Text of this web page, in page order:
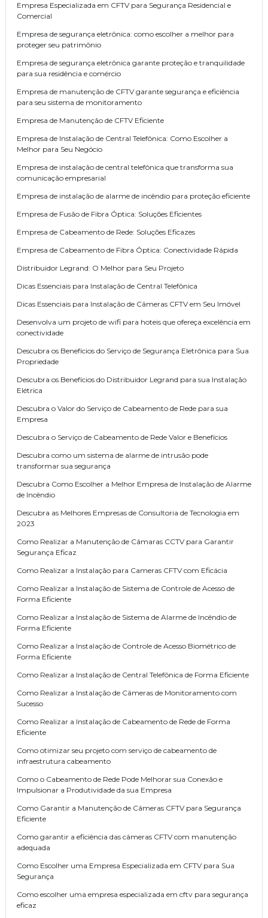
Empresa Especializada em CFTV para Segurança Residencial e
Comercial
Empresa de segurança eletrônica: como escolher a melhor para
proteger seu patrimônio
Empresa de segurança eletrônica garante proteção e tranquilidade
para sua residência e comércio
Empresa de manutenção de CFTV garante segurança e eficiência
para seu sistema de monitoramento
Empresa de Manutenção de CFTV Eficiente
Empresa de Instalação de Central Telefônica: Como Escolher a
Melhor para Seu Negócio
Empresa de instalação de central telefônica que transforma sua
comunicação empresarial
Empresa de instalação de alarme de incêndio para proteção eficiente
Empresa de Fusão de Fibra Óptica: Soluções Eficientes
Empresa de Cabeamento de Rede: Soluções Eficazes
Empresa de Cabeamento de Fibra Óptica: Conectividade Rápida
Distribuidor Legrand: O Melhor para Seu Projeto
Dicas Essenciais para Instalação de Central Telefônica
Dicas Essenciais para Instalação de Câmeras CFTV em Seu Imóvel
Desenvolva um projeto de wifi para hoteis que ofereça excelência em
conectividade
Descubra os Benefícios do Serviço de Segurança Eletrônica para Sua
Propriedade
Descubra os Benefícios do Distribuidor Legrand para sua Instalação
Elétrica
Descubra o Valor do Serviço de Cabeamento de Rede para sua
Empresa
Descubra o Serviço de Cabeamento de Rede Valor e Benefícios
Descubra como um sistema de alarme de intrusão pode
transformar sua segurança
Descubra Como Escolher a Melhor Empresa de Instalação de Alarme
de Incêndio
Descubra as Melhores Empresas de Consultoria de Tecnologia em
2023
Como Realizar a Manutenção de Câmaras CCTV para Garantir
Segurança Eficaz
Como Realizar a Instalação para Cameras CFTV com Eficácia
Como Realizar a Instalação de Sistema de Controle de Acesso de
Forma Eficiente
Como Realizar a Instalação de Sistema de Alarme de Incêndio de
Forma Eficiente
Como Realizar a Instalação de Controle de Acesso Biométrico de
Forma Eficiente
Como Realizar a Instalação de Central Telefônica de Forma Eficiente
Como Realizar a Instalação de Câmeras de Monitoramento com
Sucesso
Como Realizar a Instalação de Cabeamento de Rede de Forma
Eficiente
Como otimizar seu projeto com serviço de cabeamento de
infraestrutura cabeamento
Como o Cabeamento de Rede Pode Melhorar sua Conexão e
Impulsionar a Produtividade da sua Empresa
Como Garantir a Manutenção de Câmeras CFTV para Segurança
Eficiente
Como garantir a eficiência das câmeras CFTV com manutenção
adequada
Como Escolher uma Empresa Especializada em CFTV para Sua
Segurança
Como escolher uma empresa especializada em cftv para segurança
eficaz